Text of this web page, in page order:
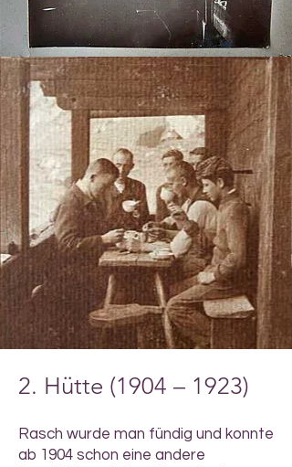
2. Hütte (1904 – 1923)
Rasch wurde man fündig und konnte
ab 1904 schon eine andere